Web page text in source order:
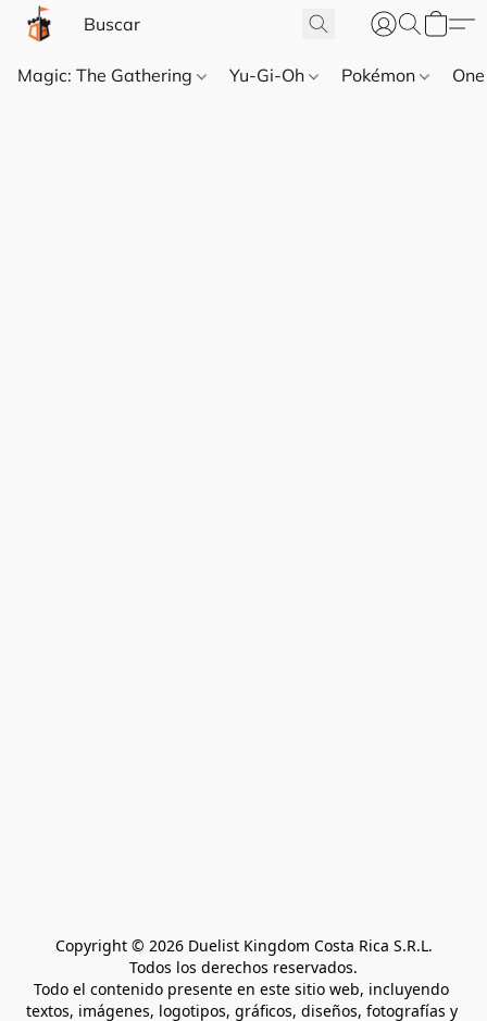
Magic: The Gathering Yu-Gi-Oh Pokémon
Copyright © 2026 Duelist Kingdom Costa Rica S.R.L.
Todos los derechos reservados.
Todo el contenido presente en este sitio web, incluyendo
textos, imágenes, logotipos, gráficos, diseños, fotografías y